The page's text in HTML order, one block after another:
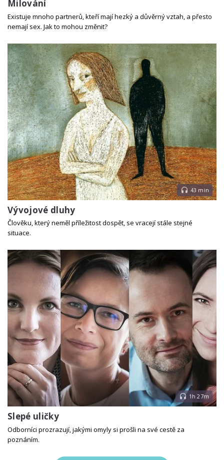
Milování
Existuje mnoho partnerů, kteří mají hezký a důvěrný vztah, a přesto
nemají sex. Jak to mohou změnit?
43 min
Vývojové dluhy
Člověku, který neměl příležitost dospět, se vracejí stále stejné
situace.
1h 27m
Slepé uličky
Odborníci prozrazují, jakými omyly si prošli na své cestě za
poznáním.